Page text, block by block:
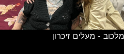
- מעלים זיכרון